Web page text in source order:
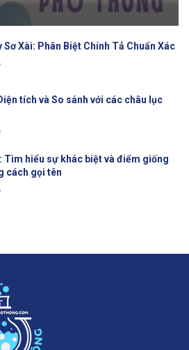
Sơ Xài: Phân Biệt Chính Tả Chuẩn Xác
tích và So sánh với các châu lục
Tìm hiểu sự khác biệt và điểm giống
cách gọi tên